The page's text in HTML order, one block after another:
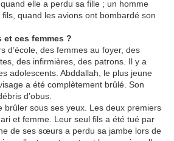
elle a perdu sa fille ; un homme
fils, quand les avions ont bombardé son
et ces femmes ?
d’école, des femmes au foyer, des
des infirmières, des patrons. Il y a
adolescents. Abddallah, le plus jeune
a été complètement brûlé. Son
d’obus.
brûler sous ses yeux. Les deux premiers
et femme. Leur seul fils a été tué par
de ses sœurs a perdu sa jambe lors de